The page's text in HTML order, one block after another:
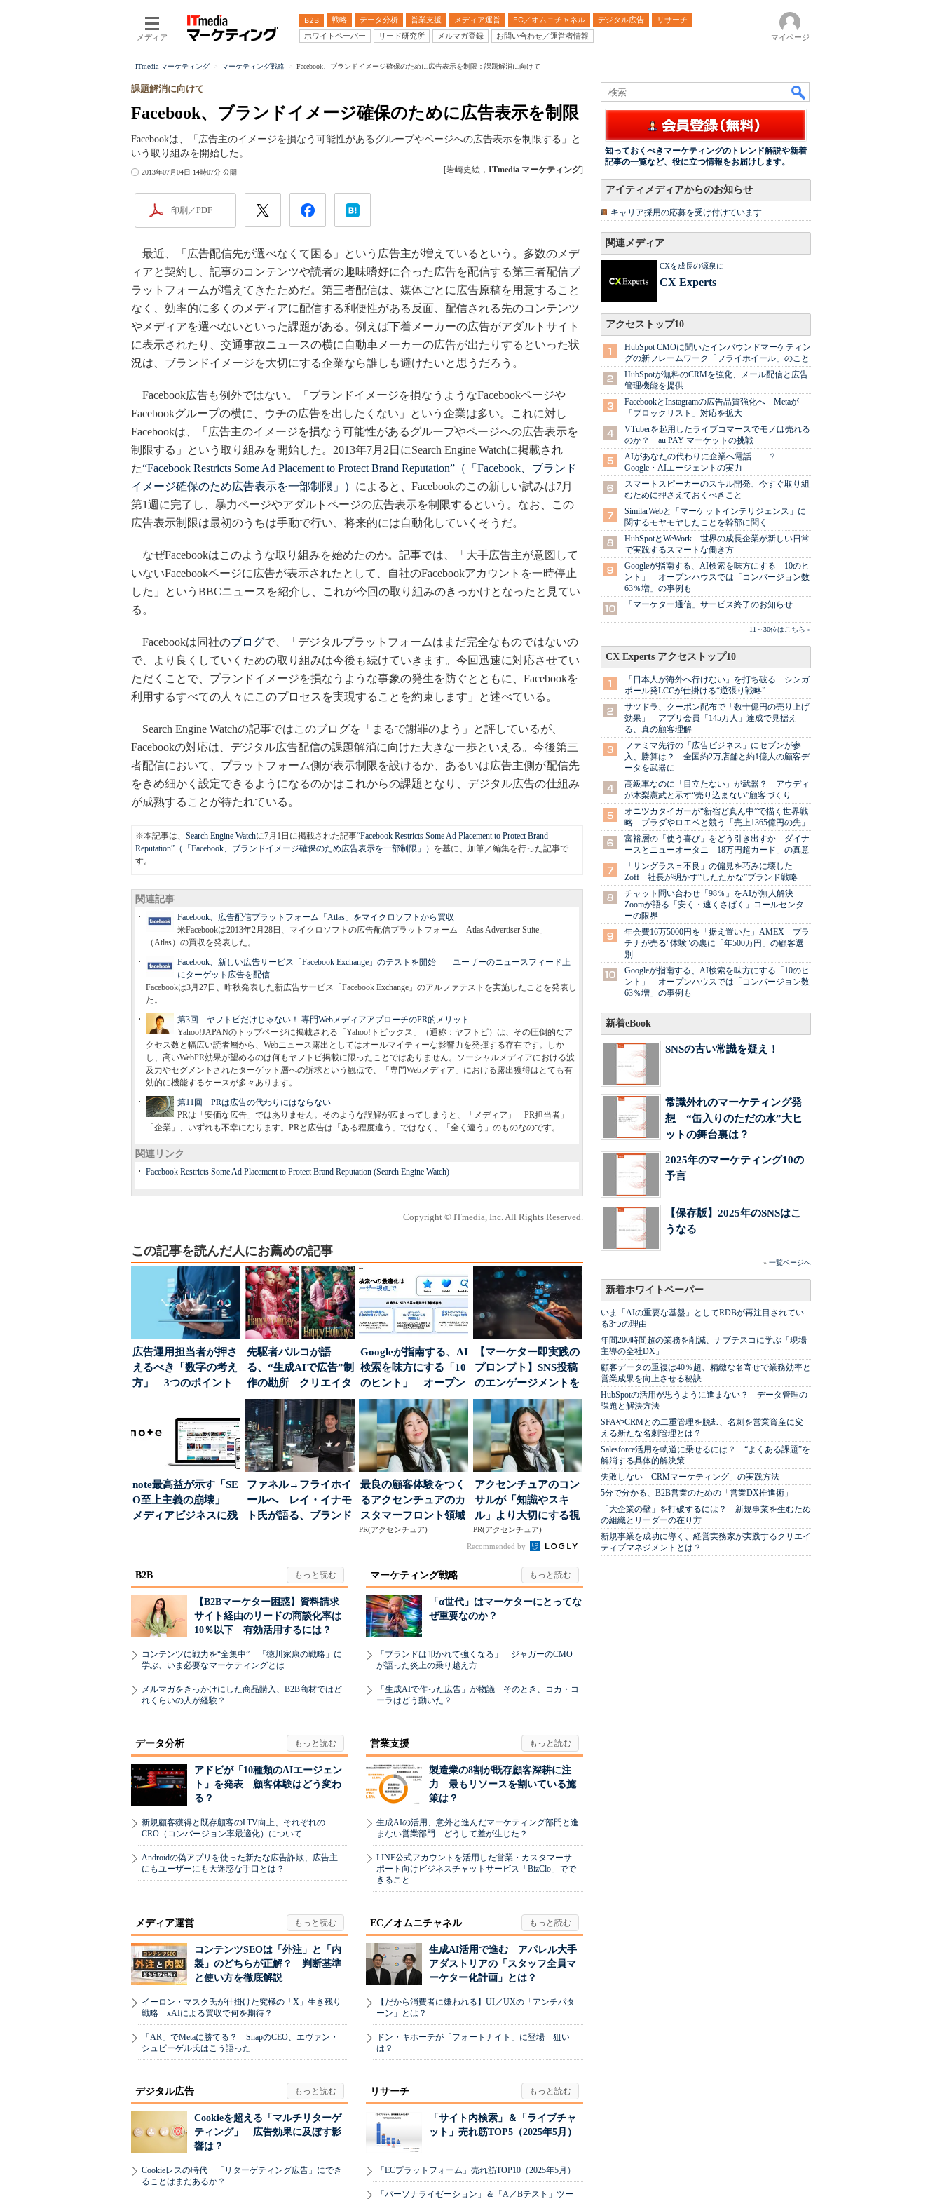
メディア
B2B 戦略 データ分析 営業支援 メディア運営 EC／オムニチャネル デジタル広告
リサーチ
ホワイトペーパー
リード研究所 メルマガ登録 お問い合わせ／運営者情報 マイページ
ITmedia マーケティング マーケティング戦略 Facebook、ブランドイメージ確保のために広告表示を制限：課題解消に向けて
Facebook、ブランドイメージ確保のために広告表示を制限
課題解消に向けて
Facebookは、「広告主のイメージを損なう可能性があるグループやページへの広告表示を制限する」と
いう取り組みを開始した。
2013年07月04日 14時07分 公開 [岩崎史絵， ITmedia マーケティング]
印刷／PDF
最近、「広告配信先が選べなくて困る」という広告主が増えているという。多数のメデ
ィアと契約し、記事のコンテンツや読者の趣味嗜好に合った広告を配信する第三者配信プ
ラットフォームが増えてきたためだ。第三者配信は、媒体ごとに広告原稿を用意すること
なく、効率的に多くのメディアに配信する利便性がある反面、配信される先のコンテンツ
やメディアを選べないといった課題がある。例えば下着メーカーの広告がアダルトサイト
に表示されたり、交通事故ニュースの横に自動車メーカーの広告が出たりするといった状
況は、ブランドイメージを大切にする企業なら誰しも避けたいと思うだろう。
Facebook広告も例外ではない。「ブランドイメージを損なうようなFacebookページや
Facebookグループの横に、ウチの広告を出したくない」という企業は多い。これに対し
Facebookは、「広告主のイメージを損なう可能性があるグループやページへの広告表示を
制限する」という取り組みを開始した。2013年7月2日にSearch Engine Watchに掲載され
た“Facebook Restricts Some Ad Placement to Protect Brand Reputation”（「Facebook、ブランド
イメージ確保のため広告表示を一部制限」） によると、Facebookのこの新しい試みは7月
第1週に完了し、暴力ページやアダルトページの広告表示を制限するという。なお、この
広告表示制限は最初のうちは手動で行い、将来的には自動化していくそうだ。
なぜFacebookはこのような取り組みを始めたのか。記事では、「大手広告主が意図して
いないFacebookページに広告が表示されたとして、自社のFacebookアカウントを一時停止
した」というBBCニュースを紹介し、これが今回の取り組みのきっかけとなったと見てい
る。
Facebookは同社のブログで、「デジタルプラットフォームはまだ完全なものではないの
で、より良くしていくための取り組みは今後も続けていきます。今回迅速に対応させてい
ただくことで、ブランドイメージを損なうような事象の発生を防ぐとともに、Facebookを
利用するすべての人々にこのプロセスを実現することを約束します」と述べている。
Search Engine Watchの記事ではこのブログを「まるで謝罪のよう」と評しているが、
Facebookの対応は、デジタル広告配信の課題解消に向けた大きな一歩といえる。今後第三
者配信において、プラットフォーム側が表示制限を設けるか、あるいは広告主側が配信先
をきめ細かく設定できるようになるのかはこれからの課題となり、デジタル広告の仕組み
が成熟することが待たれている。
※本記事は、 Search Engine Watchに7月1日に掲載された記事“Facebook Restricts Some Ad Placement to Protect Brand
Reputation”（「Facebook、ブランドイメージ確保のため広告表示を一部制限」） を基に、加筆／編集を行った記事で
す。
関連記事
Facebook、広告配信プラットフォーム「Atlas」をマイクロソフトから買収
米Facebookは2013年2月28日、マイクロソフトの広告配信プラットフォーム「Atlas Advertiser Suite」
（Atlas）の買収を発表した。
Facebook、新しい広告サービス「Facebook Exchange」のテストを開始――ユーザーのニュースフィード上
にターゲット広告を配信
Facebookは3月27日、昨秋発表した新広告サービス「Facebook Exchange」のアルファテストを実施したことを発表し
た。
第3回 ヤフトピだけじゃない！ 専門WebメディアアプローチのPR的メリット
Yahoo!JAPANのトップページに掲載される「Yahoo!トピックス」（通称：ヤフトピ）は、その圧倒的なア
クセス数と幅広い読者層から、Webニュース露出としてはオールマイティーな影響力を発揮する存在です。しか
し、高いWebPR効果が望めるのは何もヤフトピ掲載に限ったことではありません。ソーシャルメディアにおける波
及力やセグメントされたターゲット層への訴求という観点で、「専門Webメディア」における露出獲得はとても有
効的に機能するケースが多々あります。
第11回 PRは広告の代わりにはならない
PRは「安価な広告」ではありません。そのような誤解が広まってしまうと、「メディア」「PR担当者」
「企業」、いずれも不幸になります。PRと広告は「ある程度違う」ではなく、「全く違う」のものなのです。
関連リンク
Facebook Restricts Some Ad Placement to Protect Brand Reputation (Search Engine Watch)
Copyright © ITmedia, Inc. All Rights Reserved.
この記事を読んだ人にお薦めの記事
広告運用担当者が押さ
えるべき「数字の考え
方」 3つのポイント
先駆者パルコが語
る、“生成AIで広告”制
作の勘所 クリエイタ
ーに残る「重要な役
割...
Googleが指南する、AI
検索を味方にする「10
のヒント」 オープン
ハウスでは...
【マーケター即実践の
プロンプト】SNS投稿
のエンゲージメントを
高めるAI活用、ポ...
note最高益が示す「SE
O至上主義の崩壊」
メディアビジネスに残
ファネル→フライホイ
ールへ レイ・イナモ
ト氏が語る、ブランド
最良の顧客体験をつく
るアクセンチュアのカ
スタマーフロント領域
PR(アクセンチュア)
アクセンチュアのコン
サルが「知識やスキ
ル」より大切にする視
点
PR(アクセンチュア)
Recommended by
B2B
【B2Bマーケター困惑】資料請求
サイト経由のリードの商談化率は
10％以下 有効活用するには？
コンテンツに戦力を“全集中” 「徳川家康の戦略」に
学ぶ、いま必要なマーケティングとは
メルマガをきっかけにした商品購入、B2B商材ではど
れくらいの人が経験？
マーケティング戦略
「α世代」はマーケターにとってな
ぜ重要なのか？
「ブランドは叩かれて強くなる」 ジャガーのCMO
が語った炎上の乗り越え方
「生成AIで作った広告」が物議 そのとき、コカ・コ
ーラはどう動いた？
データ分析
アドビが「10種類のAIエージェン
ト」を発表 顧客体験はどう変わ
る？
新規顧客獲得と既存顧客のLTV向上、それぞれの
CRO（コンバージョン率最適化）について
Androidの偽アプリを使った新たな広告詐欺、広告主
にもユーザーにも大迷惑な手口とは？
営業支援
製造業の8割が既存顧客深耕に注
力 最もリソースを割いている施
策は？
生成AIの活用、意外と進んだマーケティング部門と進
まない営業部門 どうして差が生じた？
LINE公式アカウントを活用した営業・カスタマーサ
ポート向けビジネスチャットサービス「BizClo」でで
きること
メディア運営
コンテンツSEOは「外注」と「内
製」のどちらが正解？ 判断基準
と使い方を徹底解説
イーロン・マスク氏が仕掛けた究極の「X」生き残り
戦略 xAIによる買収で何を期待？
「AR」でMetaに勝てる？ SnapのCEO、エヴァン・
シュピーゲル氏はこう語った
EC／オムニチャネル
生成AI活用で進む アパレル大手
アダストリアの「スタッフ全員マ
ーケター化計画」とは？
【だから消費者に嫌われる】UI／UXの「アンチパタ
ーン」とは？
ドン・キホーテが「フォートナイト」に登場 狙い
は？
デジタル広告
Cookieを超える「マルチリターゲ
ティング」 広告効果に及ぼす影
響は？
Cookieレスの時代 「リターゲティング広告」にでき
ることはまだあるか？
リサーチ
「サイト内検索」＆「ライブチャ
ット」売れ筋TOP5（2025年5月）
「ECプラットフォーム」売れ筋TOP10（2025年5月）
「パーソナライゼーション」＆「A／Bテスト」ツー
知っておくべきマーケティングのトレンド解説や新着
記事の一覧など、役に立つ情報をお届けします。
アイティメディアからのお知らせ
キャリア採用の応募を受け付けています
関連メディア
CXを成長の源泉に
CX Experts
アクセストップ10
HubSpot CMOに聞いたインバウンドマーケティン
グの新フレームワーク「フライホイール」のこと
HubSpotが無料のCRMを強化、メール配信と広告
管理機能を提供
FacebookとInstagramの広告品質強化へ Metaが
「ブロックリスト」対応を拡大
VTuberを起用したライブコマースでモノは売れる
のか？ au PAY マーケットの挑戦
AIがあなたの代わりに企業へ電話……？
Google・AIエージェントの実力
スマートスピーカーのスキル開発、今すぐ取り組
むために押さえておくべきこと
SimilarWebと「マーケットインテリジェンス」に
関するモヤモヤしたことを幹部に聞く
HubSpotとWeWork 世界の成長企業が新しい日常
で実践するスマートな働き方
Googleが指南する、AI検索を味方にする「10のヒ
ント」 オープンハウスでは「コンバージョン数
63％増」の事例も
「マーケター通信」サービス終了のお知らせ
11～30位はこちら »
CX Experts アクセストップ10
「日本人が海外へ行けない」を打ち破る シンガ
ポール発LCCが仕掛ける“逆張り戦略”
サツドラ、クーポン配布で「数十億円の売り上げ
効果」 アプリ会員「145万人」達成で見据え
る、真の顧客理解
ファミマ先行の「広告ビジネス」にセブンが参
入、勝算は？ 全国約2万店舗と約1億人の顧客デ
ータを武器に
高級車なのに「目立たない」が武器？ アウディ
が木梨憲武と示す“売り込まない”顧客づくり
オニツカタイガーが“新宿ど真ん中”で描く世界戦
略 プラダやロエベと競う「売上1365億円の先」
富裕層の「使う喜び」をどう引き出すか ダイナ
ースとニューオータニ「18万円超カード」の真意
「サングラス＝不良」の偏見を巧みに壊した
Zoff 社長が明かす“したたかな”ブランド戦略
チャット問い合わせ「98％」をAIが無人解決
Zoomが語る「安く・速くさばく」コールセンタ
ーの限界
年会費16万5000円を「据え置いた」AMEX プラ
チナが売る"体験"の裏に「年500万円」の顧客選
別
Googleが指南する、AI検索を味方にする「10のヒ
ント」 オープンハウスでは「コンバージョン数
63％増」の事例も
新着eBook
SNSの古い常識を疑え！
常識外れのマーケティング発
想 “缶入りのただの水”大ヒ
ットの舞台裏は？
2025年のマーケティング10の
予言
【保存版】2025年のSNSはこ
うなる
» 一覧ページへ
新着ホワイトペーパー
いま「AIの重要な基盤」としてRDBが再注目されてい
る3つの理由
年間200時間超の業務を削減、ナブテスコに学ぶ「現場
主導の全社DX」
顧客データの重複は40％超、精緻な名寄せで業務効率と
営業成果を向上させる秘訣
HubSpotの活用が思うように進まない？ データ管理の
課題と解決方法
SFAやCRMとの二重管理を脱却、名刺を営業資産に変
える新たな名刺管理とは？
Salesforce活用を軌道に乗せるには？ “よくある課題”を
解消する具体的解決策
失敗しない「CRMマーケティング」の実践方法
5分で分かる、B2B営業のための「営業DX推進術」
「大企業の壁」を打破するには？ 新規事業を生むため
の組織とリーダーの在り方
新規事業を成功に導く、経営実務家が実践するクリエイ
ティブマネジメントとは？